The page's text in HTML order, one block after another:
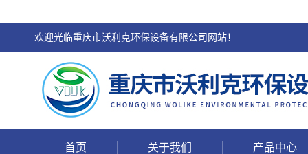
欢迎光临重庆市沃利克环保设备有限公司网站！
首页 关于我们 产品中心